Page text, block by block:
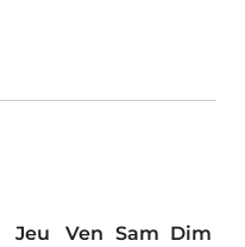
Jeu Ven Sam Dim